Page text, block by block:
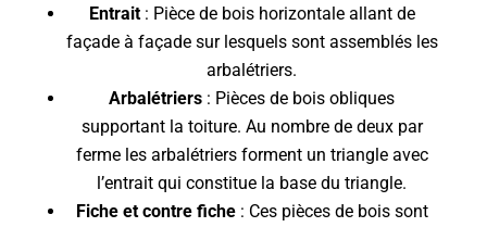
Entrait: Pièce de bois horizontale allant de
façade à façade sur lesquels sont assemblés les
arbalétriers.
Arbalétriers : Pièces de bois obliques
supportant la toiture. Au nombre de deux par
ferme les arbalétriers forment un triangle avec
l’entrait qui constitue la base du triangle.
Fiche et contre fiche: Ces pièces de bois sont